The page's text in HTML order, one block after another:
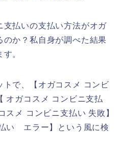
支払いの支払い方法がオガ
のか？私自身が調べた結果
。
トで、【オガコスメ コンビ
ガコスメ コンビニ支払
メ コンビニ支払い 失敗】
い エラー】という風に検